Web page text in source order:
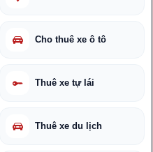
Cho thuê xe ô tô
Thuê xe tự lái
Thuê xe du lịch